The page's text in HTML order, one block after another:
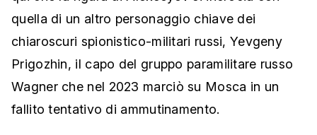
quella di un altro personaggio chiave dei
chiaroscuri spionistico-militari russi, Yevgeny
Prigozhin, il capo del gruppo paramilitare russo
Wagner che nel 2023 marciò su Mosca in un
fallito tentativo di ammutinamento.